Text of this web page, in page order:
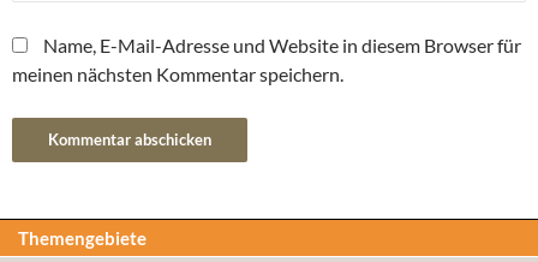
Name, E-Mail-Adresse und Website in diesem Browser für
meinen nächsten Kommentar speichern.
Themengebiete